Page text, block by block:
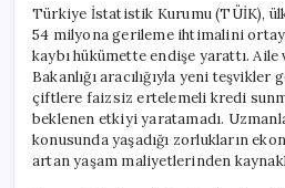
Türkiye İstatistik Kurumu (TÜİK),
54 milyona gerileme ihtimalini
kaybı hükümette endişe yarattı.
Bakanlığı aracılığıyla yeni
çiftlere faizsiz ertelemeli kredi
beklenen etkiyi yaratamadı.
konusunda yaşadığı zorlukların
artan yaşam maliyetlerinden